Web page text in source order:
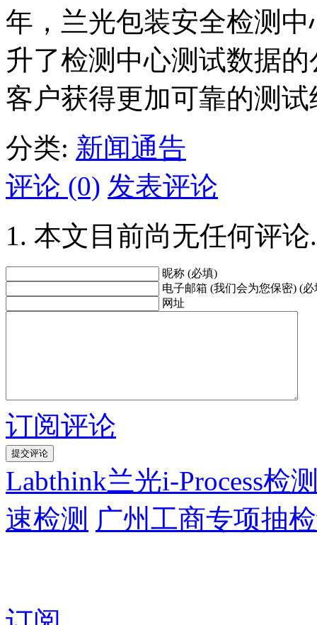
年，兰光包装安全检测
升了检测中心测试数据
客户获得更加可靠的测试
分类: 新闻通告
评论 (0) 发表评论
本文目前尚无任何评论.
昵称 (必填)
电子邮箱 (我们会为您保密) (必
网址
订阅评论
Labthink兰光i-Process检
速检测 广州工商专项抽